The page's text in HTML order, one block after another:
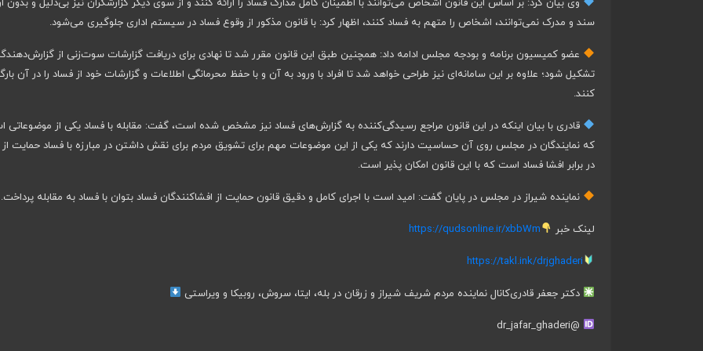
وی بیان کرد: بر اساس این قانون اشخاص می‌توانند با اطمینان کامل مدارک فساد را ارائه کنند و از سوی دیگر گزارشگران نیز بی‌دلیل و بدون
سند و مدرک نمی‌توانند، اشخاص را متهم به فساد کنند، اظهار کرد: با قانون مذکور از وقوع فساد در سیستم اداری جلوگیری می‌شود.
عضو کمیسیون برنامه و بودجه مجلس ادامه داد: همچنین طبق این قانون مقرر شد تا نهادی برای دریافت گزارشات سوت‌زنی از
تشکیل شود؛ علاوه بر این سامانه‌ای نیز طراحی خواهد شد تا افراد با ورود به آن و با حفظ محرمانگی اطلاعات و گزارشات خود از فساد را در آن
کنند.
قادری با بیان اینکه در این قانون مراجع رسیدگی‌کننده به گزارش‌های فساد نیز مشخص شده است، گفت: مقابله با فساد یکی از موضوعاتی
که نمایندگان در مجلس روی آن حساسیت دارند که یکی از این موضوعات مهم برای تشویق مردم برای نقش داشتن در مبارزه با فساد حمایت از
در برابر افشا فساد است که با این قانون امکان پذیر است.
نماینده شیراز در مجلس در پایان گفت: امید است با اجرای کامل و دقیق قانون حمایت از افشاکنندگان فساد بتوان با فساد به مقابله پرداخت.
لینک خبر https://qudsonline.ir/xbbWm
https://takl.ink/drjghaderi
دکتر جعفر قادریکانال نماینده مردم شریف شیراز و زرقان در بله، ایتا، سروش، روبیکا و ویراستی
@dr_jafar_ghaderi